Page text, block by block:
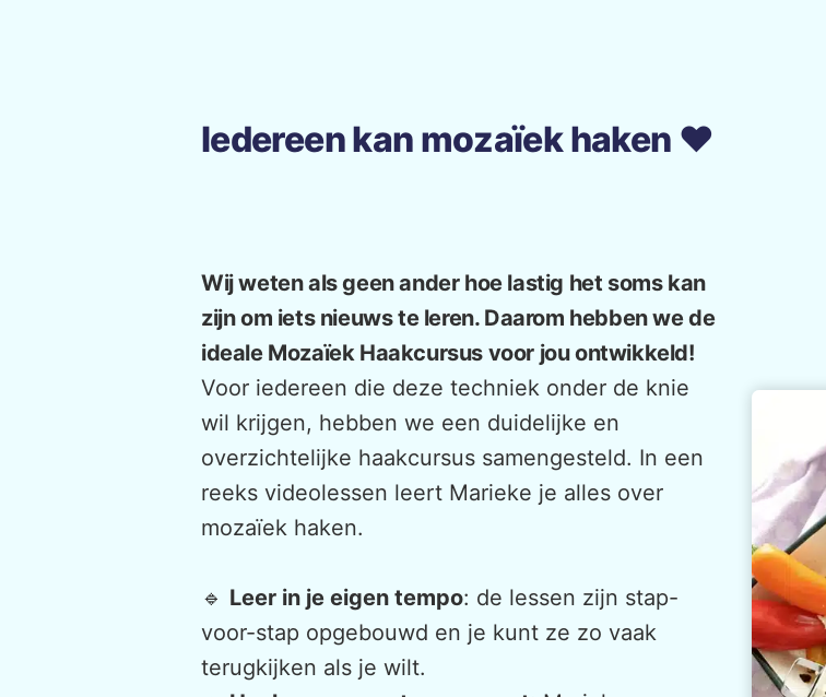
Iedereen kan mozaïek haken ❤️
Wij weten als geen ander hoe lastig het soms kan
zijn om iets nieuws te leren. Daarom hebben we de
ideale Mozaïek Haakcursus voor jou ontwikkeld!
Voor iedereen die deze techniek onder de knie
wil krijgen, hebben we een duidelijke en
overzichtelijke haakcursus samengesteld. In een
reeks videolessen leert Marieke je alles over
mozaïek haken.
🔹 Leer in je eigen tempo: de lessen zijn stap-
voor-stap opgebouwd en je kunt ze zo vaak
terugkijken als je wilt.